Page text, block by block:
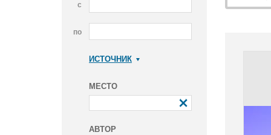
с
по
ИСТОЧНИК
МЕСТО
АВТОР